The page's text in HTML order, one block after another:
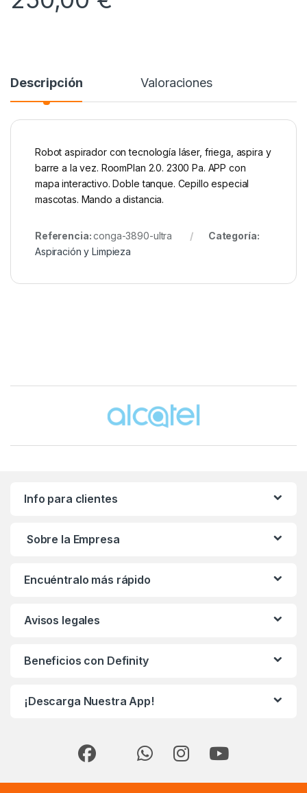
Descripción Valoraciones
Robot aspirador con tecnología láser, friega, aspira y
barre a la vez. RoomPlan 2.0. 2300 Pa. APP con
mapa interactivo. Doble tanque. Cepillo especial
mascotas. Mando a distancia.
Referencia:conga-3890-ultra
Categoría:
Aspiración y Limpieza
Info para clientes
Sobre la Empresa
Encuéntralo más rápido
Avisos legales
Beneficios con Definity
¡Descarga Nuestra App!